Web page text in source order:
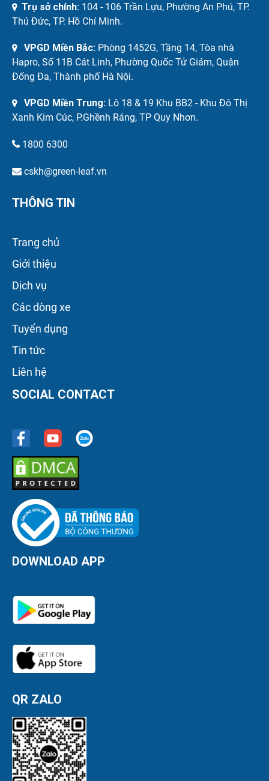
Trụ sở chính: 104 - 106 Trần Lựu, Phường An Phú, TP.
Thủ Đức, TP. Hồ Chí Minh.
VPGD Miền Bắc: Phòng 1452G, Tầng 14, Tòa nhà
Hapro, Số 11B Cát Linh, Phường Quốc Tử Giám, Quận
Đống Đa, Thành phố Hà Nội.
VPGD Miền Trung: Lô 18 & 19 Khu BB2 - Khu Đô Thị
Xanh Kim Cúc, P.Ghềnh Ráng, TP Quy Nhơn.
1800 6300
cskh@green-leaf.vn
THÔNG TIN
Trang chủ
Giới thiệu
Dịch vụ
Các dòng xe
Tuyển dụng
Tin tức
Liên hệ
SOCIAL CONTACT
DOWNLOAD APP
QR ZALO